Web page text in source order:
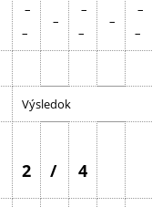
–
–
–
–
–
–
–
–
Výsledok
2 / 4